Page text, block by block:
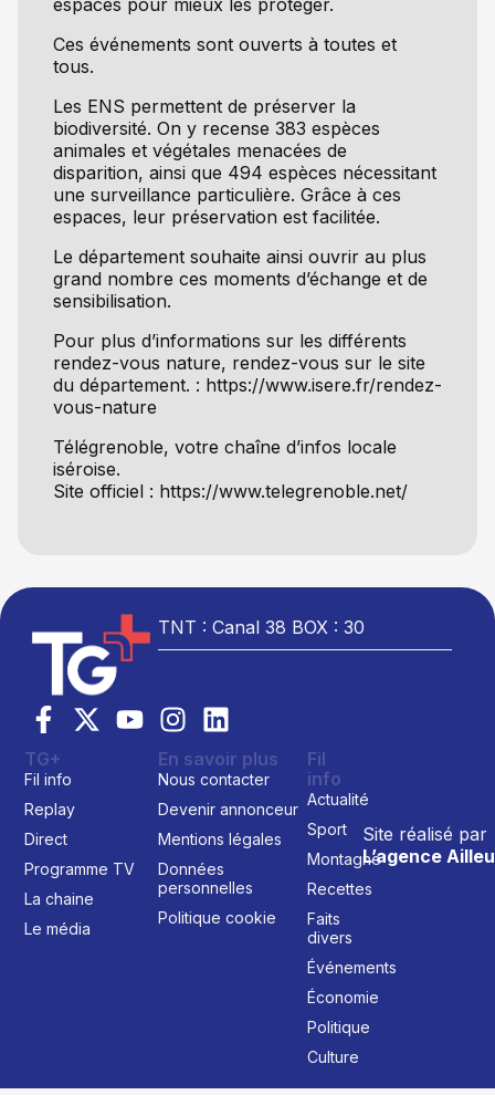
Ces événements sont ouverts à toutes et
tous.
Les ENS permettent de préserver la
biodiversité. On y recense 383 espèces
animales et végétales menacées de
disparition, ainsi que 494 espèces nécessitant
une surveillance particulière. Grâce à ces
espaces, leur préservation est facilitée.
Le département souhaite ainsi ouvrir au plus
grand nombre ces moments d’échange et de
sensibilisation.
Pour plus d’informations sur les différents
rendez-vous nature, rendez-vous sur le site
du département. : https://www.isere.fr/rendez-
vous-nature
Télégrenoble, votre chaîne d’infos locale
iséroise.
Site officiel : https://www.telegrenoble.net/
TNT : Canal 38 BOX : 30
Site réalisé par
L’agence
TG+
Fil info
Replay
Direct
Programme TV
La chaine
Le média
En savoir plus
Nous contacter
Devenir annonceur
Mentions légales
Données
personnelles
Politique cookie
Fil
info
Actualité
Sport
Montagne
Recettes
Faits
divers
Événements
Économie
Politique
Culture